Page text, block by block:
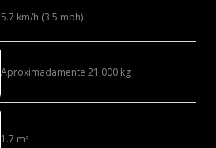
5.7 km/h (3.5 mph)
Aproximadamente 21,000 kg
1.7 m³